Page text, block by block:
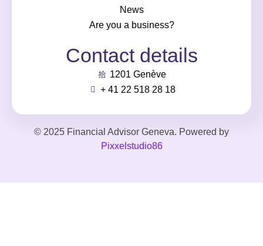
News
Are you a business?
Contact details
1201 Genève
+ 41 22 518 28 18
© 2025 Financial Advisor Geneva. Powered by
Pixxelstudio86